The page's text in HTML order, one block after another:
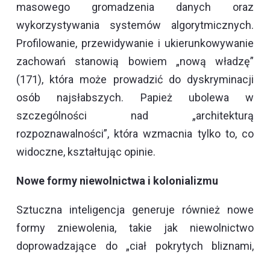
masowego gromadzenia danych oraz
wykorzystywania systemów algorytmicznych.
Profilowanie, przewidywanie i ukierunkowywanie
zachowań stanowią bowiem „nową władzę”
(171), która może prowadzić do dyskryminacji
osób najsłabszych. Papież ubolewa w
szczególności nad „architekturą
rozpoznawalności”, która wzmacnia tylko to, co
widoczne, kształtując opinie.
Nowe formy niewolnictwa i kolonializmu
Sztuczna inteligencja generuje również nowe
formy zniewolenia, takie jak niewolnictwo
doprowadzające do „ciał pokrytych bliznami,